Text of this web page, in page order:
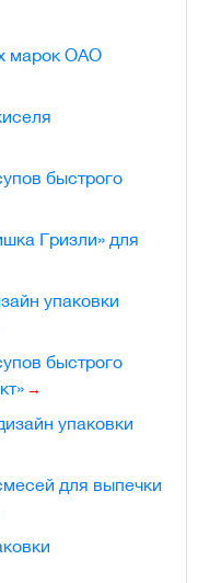
марок ОАО
быстрого
Гризли» для
упаковки
быстрого
упаковки
для выпечки